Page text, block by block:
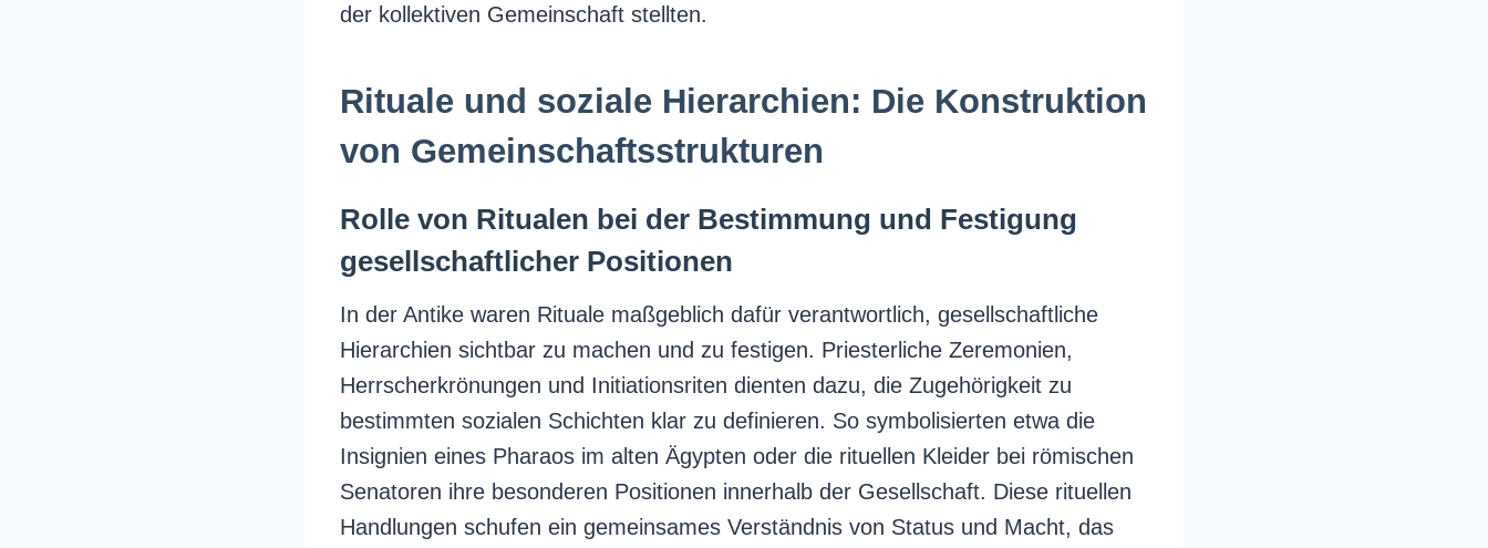
der kollektiven Gemeinschaft stellten.
Rituale und soziale Hierarchien: Die Konstruktion
von Gemeinschaftsstrukturen
Rolle von Ritualen bei der Bestimmung und Festigung
gesellschaftlicher Positionen
In der Antike waren Rituale maßgeblich dafür verantwortlich, gesellschaftliche
Hierarchien sichtbar zu machen und zu festigen. Priesterliche Zeremonien,
Herrscherkrönungen und Initiationsriten dienten dazu, die Zugehörigkeit zu
bestimmten sozialen Schichten klar zu definieren. So symbolisierten etwa die
Insignien eines Pharaos im alten Ägypten oder die rituellen Kleider bei römischen
Senatoren ihre besonderen Positionen innerhalb der Gesellschaft. Diese rituellen
Handlungen schufen ein gemeinsames Verständnis von Status und Macht, das